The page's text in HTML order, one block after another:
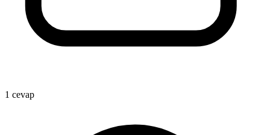
1 cevap